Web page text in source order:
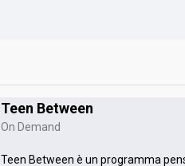
Teen Between
On Demand
Teen Between è un programma